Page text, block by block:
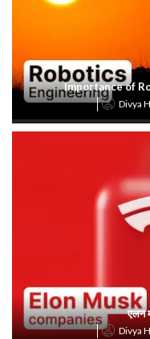
Importance of
Divya
एलन
Divya